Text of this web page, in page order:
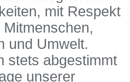
mit Respekt
und Umwelt.
stets abgestimmt
unserer